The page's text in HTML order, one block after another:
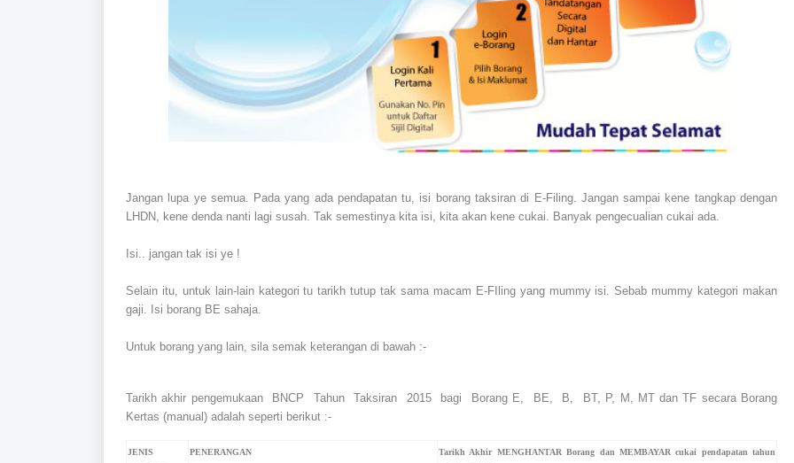
Jangan lupa ye semua. Pada yang ada pendapatan tu, isi borang taksiran di E-Filing. Jangan sampai kene tangkap dengan
LHDN, kene denda nanti lagi susah. Tak semestinya kita isi, kita akan kene cukai. Banyak pengecualian cukai ada.
Isi.. jangan tak isi ye !
Selain itu, untuk lain-lain kategori tu tarikh tutup tak sama macam E-FIling yang mummy isi. Sebab mummy kategori makan
gaji. Isi borang BE sahaja.
Untuk borang yang lain, sila semak keterangan di bawah :-
Tarikh akhir pengemukaan BNCP Tahun Taksiran 2015 bagi Borang E, BE, B, BT, P, M, MT dan TF secara Borang
Kertas (manual) adalah seperti berikut :-
JENIS
PENERANGAN
Tarikh Akhir MENGHANTAR Borang dan MEMBAYAR cukai pendapatan tahun